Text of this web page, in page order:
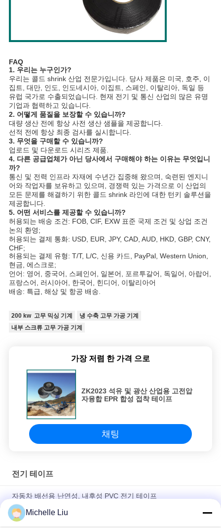
FAQ
1. 우리는 누구인가?
우리는 콜드 shrink 산업 전문가입니다. 당사 제품은 미국, 호주, 이
집트, 대만, 인도, 인도네시아, 이집트, 스페인, 이탈리아, 독일 등
유럽 국가로 수출되었습니다. 현재 전기 및 통신 산업의 많은 유명
기업과 협력하고 있습니다.
2. 어떻게 품질을 보장할 수 있습니까?
대량 생산 전에 항상 사전 생산 샘플을 제공합니다.
선적 전에 항상 최종 검사를 실시합니다.
3. 무엇을 구매할 수 있습니까?
업로드 및 다운로드 시리즈 제품.
4. 다른 공급업체가 아닌 당사에서 구매해야 하는 이유는 무엇입니
까?
통신 및 전력 인프라 자재에 수년간 집중해 왔으며, 숙련된 엔지니
어와 작업자를 보유하고 있으며, 경쟁력 있는 가격으로 이 산업의
모든 문제를 해결하기 위한 콜드 shrink 라인에 대한 턴키 솔루션을
제공합니다.
5. 어떤 서비스를 제공할 수 있습니까?
허용되는 배송 조건: FOB, CIF, EXW 표준 국제 조건 및 상업 조건
논의 환영;
허용되는 결제 통화: USD, EUR, JPY, CAD, AUD, HKD, GBP, CNY,
CHF;
허용되는 결제 유형: T/T, L/C, 신용 카드, PayPal, Western Union,
현금, 에스크로;
언어: 영어, 중국어, 스페인어, 일본어, 포르투갈어, 독일어, 아랍어,
프랑스어, 러시아어, 한국어, 힌디어, 이탈리아어
배송: 특급, 해상 및 항공 배송.
200 kw 고무 믹싱 기계
냉 수축 고무 가공 기계
내부 스크류 고무 가공 기계
가장 저렴 한 가격 으로
ZK2023 석유 및 광산 산업용 고전압
자융합 EPR 합성 접착 테이프
채팅
전기 테이프
자동차 배선용 난연성, 내후성 PVC 전기 테이프
EPR 고전압 절연 테이프 – 35kV 케이블용 열 없음, 도구 없음, 자
가 융착
Michelle Liu